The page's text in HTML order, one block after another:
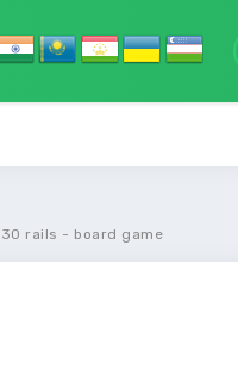
30 rails - board game